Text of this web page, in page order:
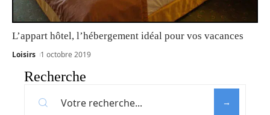
L’appart hôtel, l’hébergement idéal pour vos vacances
Loisirs 1 octobre 2019
Recherche